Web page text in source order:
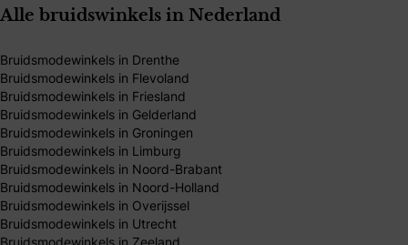
Alle bruidswinkels in Nederland
Bruidsmodewinkels in Drenthe
Bruidsmodewinkels in Flevoland
Bruidsmodewinkels in Friesland
Bruidsmodewinkels in Gelderland
Bruidsmodewinkels in Groningen
Bruidsmodewinkels in Limburg
Bruidsmodewinkels in Noord-Brabant
Bruidsmodewinkels in Noord-Holland
Bruidsmodewinkels in Overijssel
Bruidsmodewinkels in Utrecht
Bruidsmodewinkels in Zeeland